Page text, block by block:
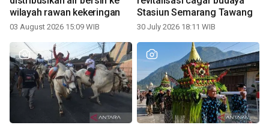
wilayah rawan kekeringan
03 August 2026 15:09 WIB
Stasiun Semarang Tawang
30 July 2026 18:11 WIB